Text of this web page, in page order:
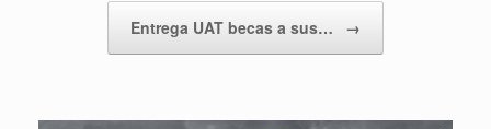
Entrega UAT becas a sus… →